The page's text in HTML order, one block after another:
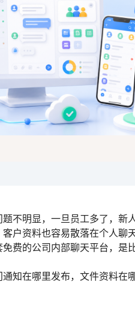
不明显，一旦员工多了，新
户资料也容易散落在个人聊
费的公司内部聊天平台，是
知在哪里发布，文件资料在